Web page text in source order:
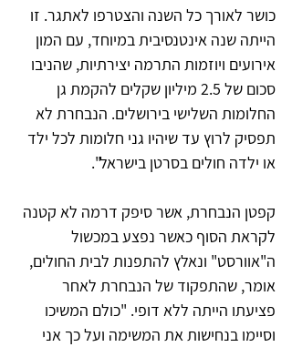
כושר לאורך כל השנה והצטרפו לאתגר. זו
הייתה שנה אינטנסיבית במיוחד, עם המון
אירועים ויוזמות התרמה יצירתיות, שהניבו
סכום של 2.5 מיליון שקלים להקמת גן
החלומות השלישי בירושלים. הנבחרת לא
תפסיק לרוץ עד שיהיו גני חלומות לכל ילד
או ילדה חולים בסרטן בישראל".
קפטן הנבחרת, אשר סיפק דרמה לא קטנה
לקראת הסוף כאשר נפצע במכשול
ה"אוורסט" ונאלץ להתפנות לבית החולים,
אומר, שהתפקוד של הנבחרת לאחר
פציעתו הייתה ללא דופי. "כולם המשיכו
וסיימו בנחישות את המשימה ועל כך אני